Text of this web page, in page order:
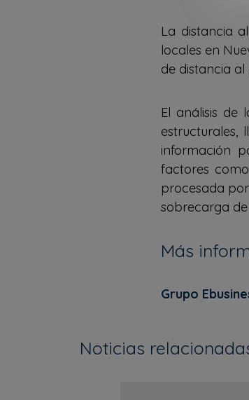
La distancia
locales en
de distancia
El análisis de
información
factores
procesada
sobrecarga
Más
Grupo
Noticias